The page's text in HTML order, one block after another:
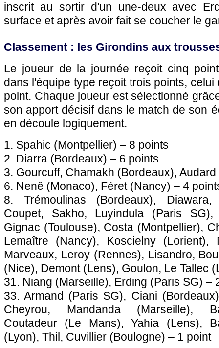
inscrit au sortir d'un une-deux avec
surface et après avoir fait se coucher le
Classement : les Girondins aux
Le joueur de la journée reçoit cinq
dans l'équipe type reçoit trois points,
point. Chaque joueur est sélectionné
son apport décisif dans le match de son
en découle logiquement.
1. Spahic (Montpellier) – 8 points
2. Diarra (Bordeaux) – 6 points
3. Gourcuff, Chamakh (Bordeaux),
6. Nenê (Monaco), Féret (Nancy) – 4
8. Trémoulinas (Bordeaux),
Coupet, Sakho, Luyindula (Paris SG),
Gignac (Toulouse), Costa (Montpellier),
Lemaître (Nancy), Koscielny (Lorient),
Marveaux, Leroy (Rennes), Lisandro,
(Nice), Demont (Lens), Goulon, Le Tallec (
31. Niang (Marseille), Erding (Paris SG) –
33. Armand (Paris SG), Ciani (Bordeaux
Cheyrou, Mandanda (Marseille),
Coutadeur (Le Mans), Yahia (Lens),
(Lyon), Thil, Cuvillier (Boulogne) – 1 point